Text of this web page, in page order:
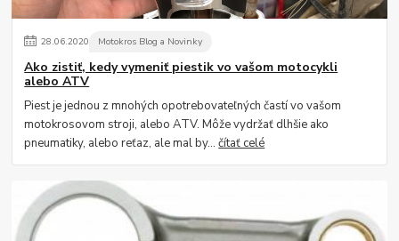
28.06.2020 Motokros Blog a Novinky
Ako zistiť, kedy vymeniť piestik vo vašom motocykli
alebo ATV
Piest je jednou z mnohých opotrebovateľných častí vo vašom
motokrosovom stroji, alebo ATV. Môže vydržať dlhšie ako
pneumatiky, alebo reťaz, ale mal by...čítať celé